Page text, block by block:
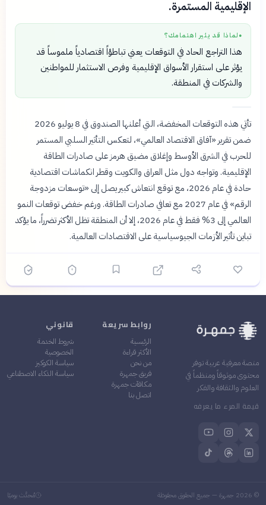
الإقليمية المستمرة.
● لماذا قد يثير اهتمامك؟
هذا التراجع الحاد في التوقعات يعني تباطؤاً اقتصادياً ملموساً قد
يؤثر على استقرار الأسواق الإقليمية وفرص الاستثمار للمواطنين
والشركات في المنطقة.
تأتي هذه التوقعات المخفضة، التي أعلنها الصندوق في 8 يوليو 2026
ضمن تقرير «آفاق الاقتصاد العالمي»، لتعكس التأثير السلبي المستمر
للحرب في الشرق الأوسط وإغلاق مضيق هرمز على صادرات الطاقة
الإقليمية. وتواجه دول مثل العراق والكويت وقطر انكماشات اقتصادية
حادة في عام 2026، مع توقع انتعاش كبير يصل إلى «توسعات مزدوجة
الرقم» في عام 2027 مع تعافي صادرات الطاقة. ورغم خفض توقعات النمو
العالمي إلى 3% فقط في عام 2026، إلا أن المنطقة تظل الأكثر تضرراً، ما يؤكد
تباين تأثير الأزمات الجيوسياسية على الاقتصادات العالمية.
منصة معرفية عربية توفر
محتوى موثوقاً ومنظماً في
العلوم والثقافة والفكر
قيمة المرء ما يعرفه
روابط سريعة
الرئيسية
الأكثر قراءة
من نحن
فريق جمهرة
مكافآت جمهرة
اتصل بنا
قانوني
شروط الخدمة
الخصوصية
سياسة الكوكيز
سياسة الذكاء الاصطناعي
©
2026 جمهرة — جميع الحقوق محفوظة مُحدَّث يوميًا